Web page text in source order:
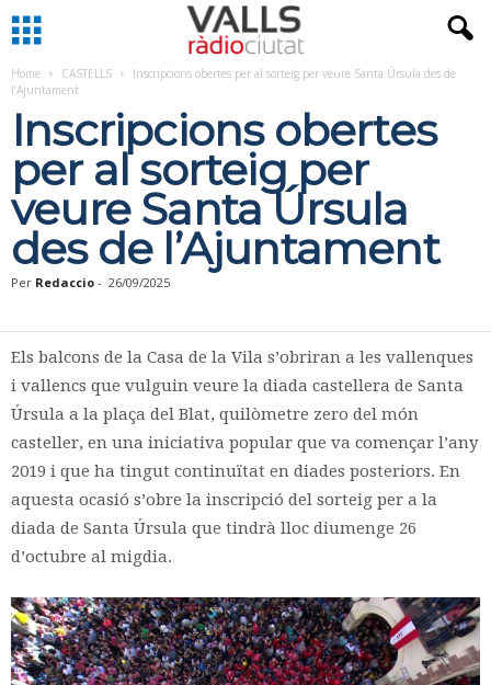
Home CASTELLS
Inscripcions obertes per al sorteig per veure Santa Úrsula des de
l’Ajuntament
Inscripcions obertes
per al sorteig per
veure Santa Úrsula
des de l’Ajuntament
Per Redaccio - 26/09/2025
Els balcons de la Casa de la Vila s’obriran a les vallenques
i vallencs que vulguin veure la diada castellera de Santa
Úrsula a la plaça del Blat, quilòmetre zero del món
casteller, en una iniciativa popular que va començar l’any
2019 i que ha tingut continuïtat en diades posteriors. En
aquesta ocasió s’obre la inscripció del sorteig per a la
diada de Santa Úrsula que tindrà lloc diumenge 26
d’octubre al migdia.